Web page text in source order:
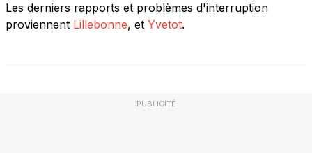
Les derniers rapports et problèmes d'interruption
proviennent Lillebonne, et Yvetot.
PUBLICITÉ